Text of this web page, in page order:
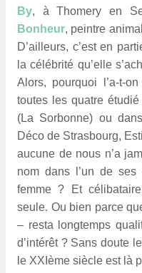
By, à Thomery en
Bonheur, peintre
D’ailleurs, c’est en
la célébrité qu’elle
Alors, pourquoi l’a-t-
toutes les quatre étudié
(La Sorbonne) ou
Déco de Strasbourg,
aucune de nous n’a
nom dans l’un de
femme ? Et
seule. Ou bien parce
– resta longtemps
d’intérêt ? Sans doute
le XXIème siècle est là